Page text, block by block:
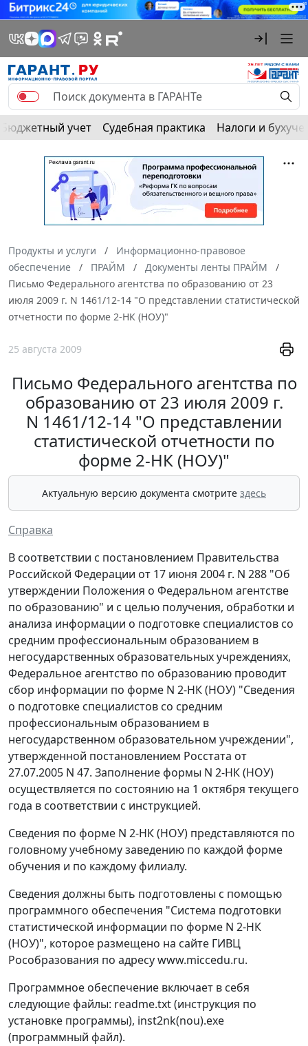
Бюджетный учет Судебная практика Налоги и
Продукты и услуги
Информационно-правовое
обеспечение
ПРАЙМ
Документы ленты ПРАЙМ
Письмо Федерального агентства по образованию от 23
июля 2009 г. N 1461/12-14 "О представлении статистической
отчетности по форме 2-НК (НОУ)"
25 августа 2009
Письмо Федерального агентства по
образованию от 23 июля 2009 г.
N 1461/12-14 "О представлении
статистической отчетности по
форме 2-НК (НОУ)"
Актуальную версию документа смотрите здесь
Справка
В соответствии с постановлением Правительства
Российской Федерации от 17 июня 2004 г. N 288 "Об
утверждении Положения о Федеральном агентстве
по образованию" и с целью получения, обработки и
анализа информации о подготовке специалистов со
средним профессиональным образованием в
негосударственных образовательных учреждениях,
Федеральное агентство по образованию проводит
сбор информации по форме N 2-НК (НОУ) "Сведения
о подготовке специалистов со средним
профессиональным образованием в
негосударственном образовательном учреждении",
утвержденной постановлением Росстата от
27.07.2005 N 47. Заполнение формы N 2-НК (НОУ)
осуществляется по состоянию на 1 октября текущего
года в соответствии с инструкцией.
Сведения по форме N 2-НК (НОУ) представляются по
головному учебному заведению по каждой форме
обучения и по каждому филиалу.
Сведения должны быть подготовлены с помощью
программного обеспечения "Система подготовки
статистической информации по форме N 2-НК
(НОУ)", которое размещено на сайте ГИВЦ
Рособразования по адресу www.miccedu.ru.
Программное обеспечение включает в себя
следующие файлы: readme.txt (инструкция по
установке программы), inst2nk(nou).exe
(программный файл).